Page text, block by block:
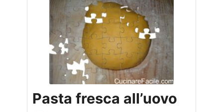
Pasta fresca all’uovo